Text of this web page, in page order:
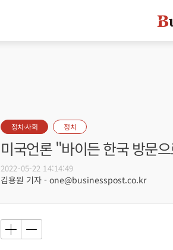
정치·사회 정치
미국언론 "바이든 한국 방문
2022-05-22 14:14:49
김용원 기자 - one@businesspost.co.kr